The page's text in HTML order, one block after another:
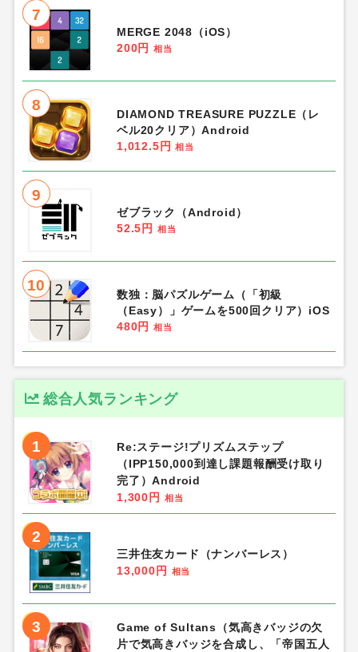
7
MERGE 2048（iOS）
200円
相当
8
DIAMOND TREASURE PUZZLE（レ
ベル20クリア）Android
1,012.5円
相当
9
ゼブラック（Android）
52.5円
相当
10
数独：脳パズルゲーム（「初級
（Easy）」ゲームを500回クリア）iOS
480円
相当
総合人気ランキング
1
Re:ステージ!プリズムステップ
（IPP150,000到達し課題報酬受け取り
完了）Android
1,300円
相当
2
三井住友カード（ナンバーレス）
13,000円
相当
3
Game of Sultans（気高きバッジの欠
片で気高きバッジを合成し、「帝国五人